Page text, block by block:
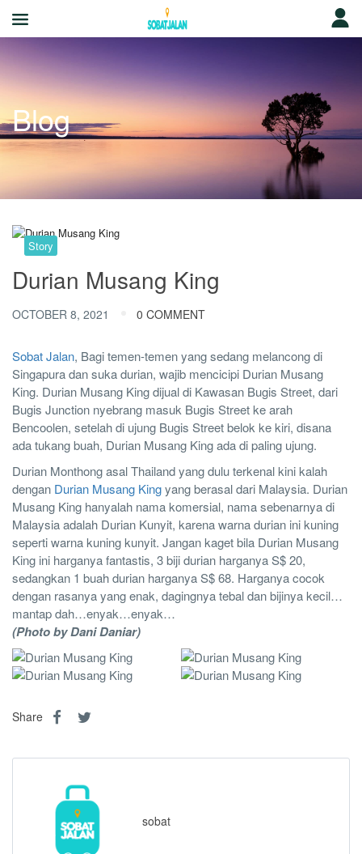
Blog
Story
Durian Musang King
OCTOBER 8, 2021 0 COMMENT
Sobat Jalan, Bagi temen-temen yang sedang melancong di
Singapura dan suka durian, wajib mencicipi Durian Musang
King. Durian Musang King dijual di Kawasan Bugis Street, dari
Bugis Junction nyebrang masuk Bugis Street ke arah
Bencoolen, setelah di ujung Bugis Street belok ke kiri, disana
ada tukang buah, Durian Musang King ada di paling ujung.
Durian Monthong asal Thailand yang dulu terkenal kini kalah
dengan Durian Musang Kingyang berasal dari Malaysia. Durian
Musang King hanyalah nama komersial, nama sebenarnya di
Malaysia adalah Durian Kunyit, karena warna durian ini kuning
seperti warna kuning kunyit. Jangan kaget bila Durian Musang
King ini harganya fantastis, 3 biji durian harganya S$ 20,
sedangkan 1 buah durian harganya S$ 68. Harganya cocok
dengan rasanya yang enak, dagingnya tebal dan bijinya kecil…
mantap dah…enyak…enyak…
(Photo by Dani Daniar)
Share
sobat